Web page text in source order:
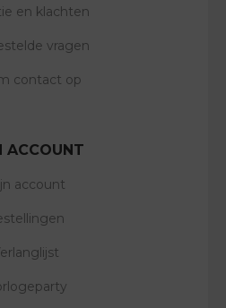
en klachten
vragen
contact op
ACCOUNT
account